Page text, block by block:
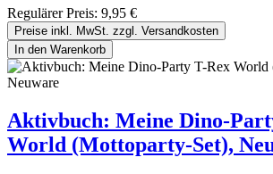
Regulärer Preis: 9,95 €
Preise inkl. MwSt. zzgl. Versandkosten
In den Warenkorb
Aktivbuch: Meine Dino-
World (Mottoparty-Set),